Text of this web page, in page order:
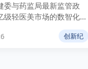
委与药监局最新监管政
级轻医美市场的数智化重
智能皮肤检测、AI辅助诊
源等高价值应用场景，为
创新纪